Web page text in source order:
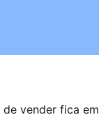
vender fica em